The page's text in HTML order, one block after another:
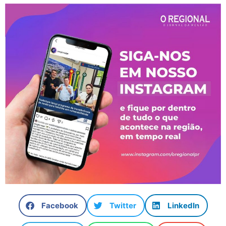
Facebook Twitter LinkedIn